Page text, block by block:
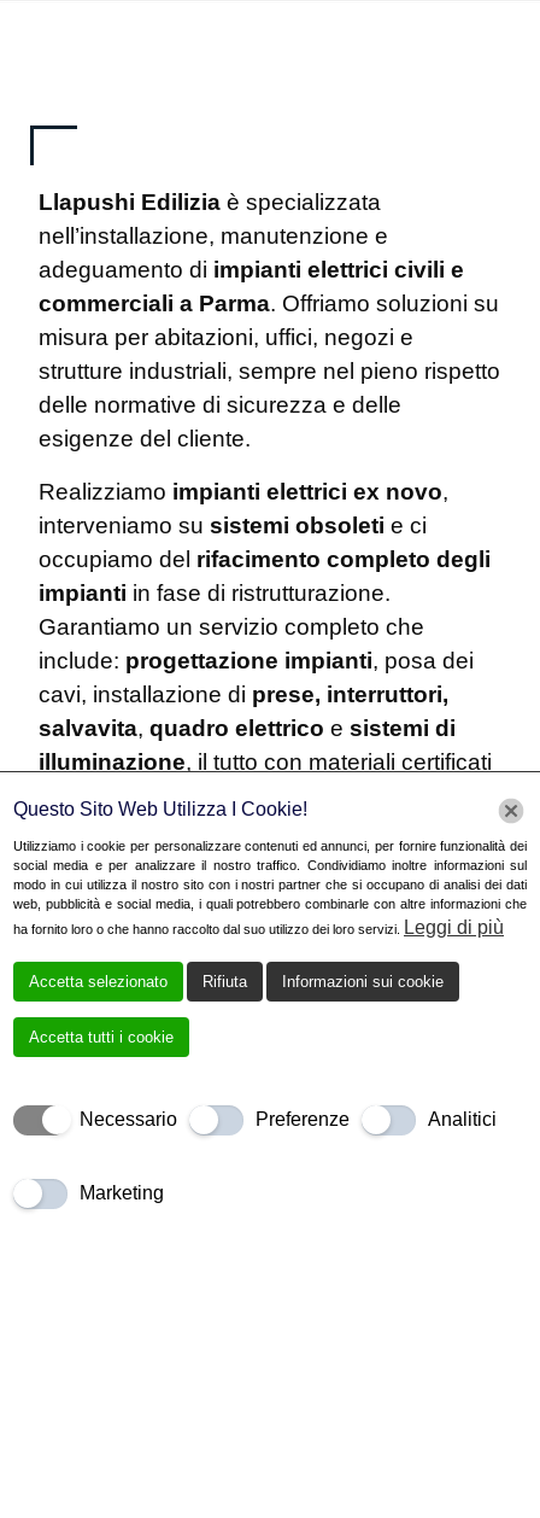
Llapushi Edilizia è specializzata
nell’installazione, manutenzione e
adeguamento di impianti elettrici civili e
commerciali a Parma. Offriamo soluzioni su
misura per abitazioni, uffici, negozi e
strutture industriali, sempre nel pieno rispetto
delle normative di sicurezza e delle
esigenze del cliente.
Realizziamo impianti elettrici ex novo,
interveniamo su sistemi obsoleti e ci
occupiamo del rifacimento completo degli
impianti in fase di ristrutturazione.
Garantiamo un servizio completo che
include: progettazione impianti, posa dei
cavi, installazione di prese, interruttori,
salvavita, quadro elettrico e sistemi di
illuminazione, il tutto con materiali certificati
e tecnologie moderne.
La sicurezza è al centro di ogni nostro
intervento: eseguiamo collaudi, rilascio di
dichiarazioni di conformità e controlli accurati
nostro team di elettricisti è altamente
qualificato, preciso e sempre aggiornato
sulle innovazioni del settore.
Affidati a Llapushi Edilizia
per un servizio
professionale e affidabile di
impianti elettrici
preventivi chiari. Portiamo energia alla tua
Questo Sito Web Utilizza I Cookie!
Utilizziamo i cookie per personalizzare contenuti ed annunci, per fornire funzionalità dei
social media e per analizzare il nostro traffico. Condividiamo inoltre informazioni sul
modo in cui utilizza il nostro sito con i nostri partner che si occupano di analisi dei dati
web, pubblicità e social media, i quali potrebbero combinarle con altre informazioni che
ha fornito loro o che hanno raccolto dal suo utilizzo dei loro servizi.
Leggi di più
Accetta selezionato Rifiuta Informazioni sui cookie
Accetta tutti i cookie
Necessario Preferenze Analitici
Marketing